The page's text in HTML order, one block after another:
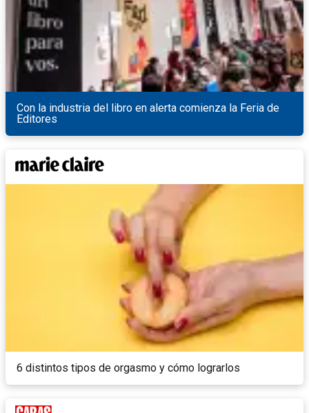
Con la industria del libro en alerta comienza la Feria de
Editores
6 distintos tipos de orgasmo y cómo lograrlos